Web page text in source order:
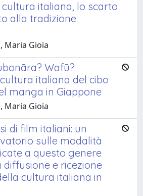
italiana, lo scarto
alla tradizione
Maria Gioia
Wafū?
italiana del cibo
manga in Giappone
Maria Gioia
di film italiani: un
sulle modalità
a questo genere
e ricezione
cultura italiana in